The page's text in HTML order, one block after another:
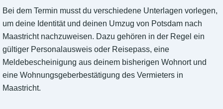
Bei dem Termin musst du verschiedene Unterlagen vorlegen,
um deine Identität und deinen Umzug von Potsdam nach
Maastricht nachzuweisen. Dazu gehören in der Regel ein
gültiger Personalausweis oder Reisepass, eine
Meldebescheinigung aus deinem bisherigen Wohnort und
eine Wohnungsgeberbestätigung des Vermieters in
Maastricht.